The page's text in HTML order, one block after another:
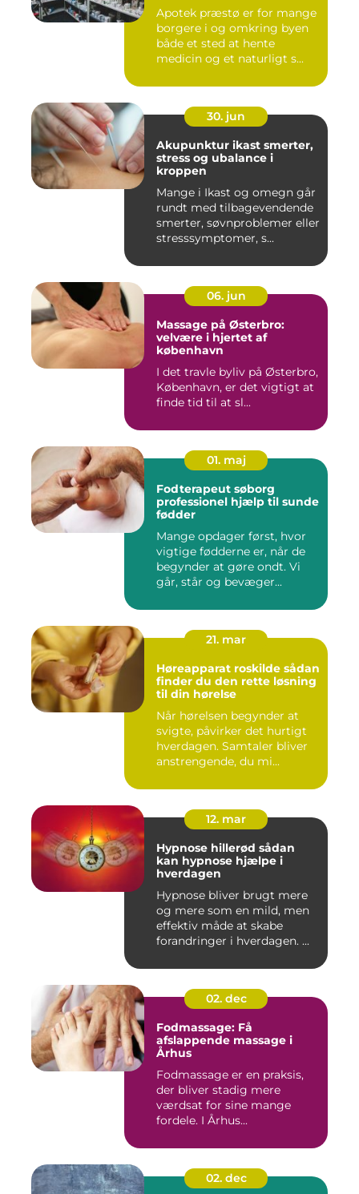
Apotek præstø er for mange
borgere i og omkring byen
både et sted at hente
medicin og et naturligt s...
30. jun
Akupunktur ikast smerter,
stress og ubalance i
kroppen
Mange i Ikast og omegn går
rundt med tilbagevendende
smerter, søvnproblemer eller
stresssymptomer, s...
06. jun
Massage på Østerbro:
velvære i hjertet af
københavn
I det travle byliv på Østerbro,
København, er det vigtigt at
finde tid til at sl...
01. maj
Fodterapeut søborg
professionel hjælp til sunde
fødder
Mange opdager først, hvor
vigtige fødderne er, når de
begynder at gøre ondt. Vi
går, står og bevæger...
21. mar
Høreapparat roskilde sådan
finder du den rette løsning
til din hørelse
Når hørelsen begynder at
svigte, påvirker det hurtigt
hverdagen. Samtaler bliver
anstrengende, du mi...
12. mar
Hypnose hillerød sådan
kan hypnose hjælpe i
hverdagen
Hypnose bliver brugt mere
og mere som en mild, men
effektiv måde at skabe
forandringer i hverdagen. ...
02. dec
Fodmassage: Få
afslappende massage i
Århus
Fodmassage er en praksis,
der bliver stadig mere
værdsat for sine mange
fordele. I Århus...
02. dec